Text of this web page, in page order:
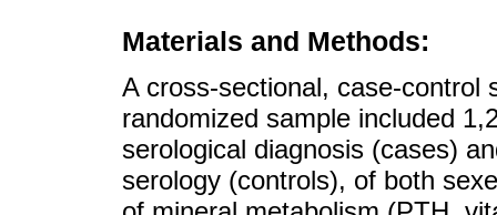
Materials and Methods:
A cross-sectional, case-control
randomized sample included
serological diagnosis (cases)
serology (controls), of both